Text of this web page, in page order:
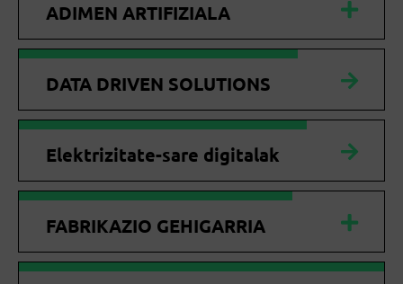
ADIMEN ARTIFIZIALA
DATA DRIVEN SOLUTIONS
Elektrizitate-sare digitalak
FABRIKAZIO GEHIGARRIA